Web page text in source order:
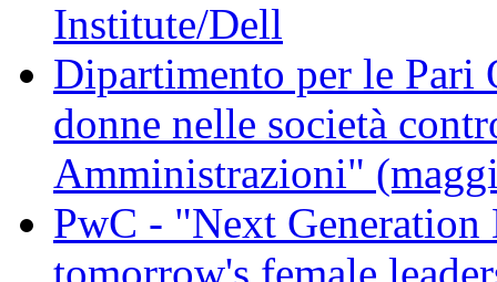
Institute/Dell
Dipartimento per le Pari
donne nelle società
Amministrazioni"
PwC - "Next